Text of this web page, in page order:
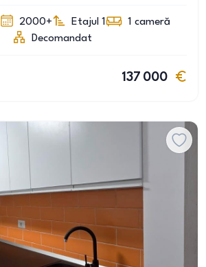
2000+ Etajul 1 1 cameră
Decomandat
137 000